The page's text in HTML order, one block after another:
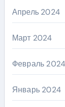
Апрель 2024
Март 2024
Февраль 2024
Январь 2024